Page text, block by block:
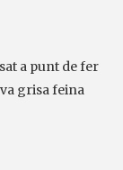
a punt de fer
grisa feina